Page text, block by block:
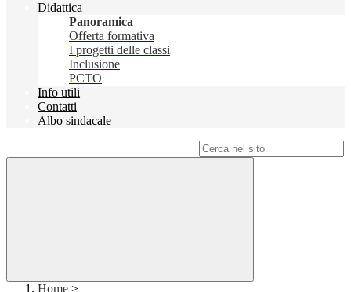
Didattica
Panoramica
Offerta formativa
I progetti delle classi
Inclusione
PCTO
Info utili
Contatti
Albo sindacale
Home >